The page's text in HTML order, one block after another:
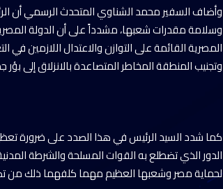
وأضاف السفير محمد الشناوي المتحدث الرسمي أن
وسلامة مقدرات شعبها، مشدداً على أن الدولة المصرية
المصرية القائمة على التوازن والاعتدال اللازمين
وتجنيب المنطقة المخاطر المتصاعدة بالانزلاق إلى
كما شدد السيد الرئيس في هذا الصدد على ضرورة
الدور الذي تضطلع به القوات المسلحة والشرطة
لحماية مصر وشعبها العظيم مهما كلفهما ذلك من